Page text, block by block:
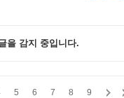
을 감지 중입니다.
5 6 7 8 9